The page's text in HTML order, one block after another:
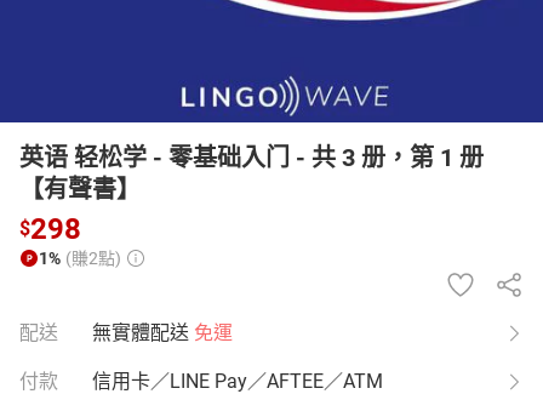
英语 轻松学 - 零基础入门 - 共 3 册，第 1 册
【有聲書】
$298
1% (賺2點)
配送 無實體配送 免運
付款 信用卡／LINE Pay／AFTEE／ATM